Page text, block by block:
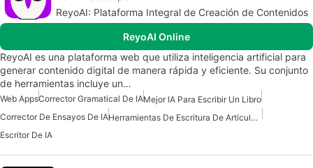
ReyoAI: Plataforma Integral de Creación de Contenidos
ReyoAI Online
ReyoAI es una plataforma web que utiliza inteligencia artificial para
generar contenido digital de manera rápida y eficiente. Su conjunto
de herramientas incluye un…
Web AppsCorrector Gramatical De IAMejor IA Para Escribir Un Libro
Corrector De Ensayos De IA
Herramientas De Escritura De Artículos De IA
Escritor De IA